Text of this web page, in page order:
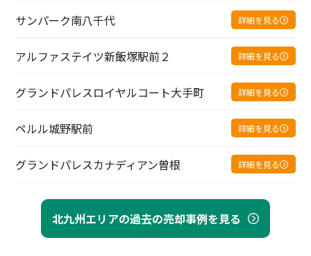
北九州エリアの過去の売却事例を見る
サンパーク南八千代 詳細を見る
アルファステイツ新飯塚駅前２ 詳細を見る
グランドパレスロイヤルコート大手町 詳細を見る
ペルル城野駅前 詳細を見る
グランドパレスカナディアン曽根 詳細を見る